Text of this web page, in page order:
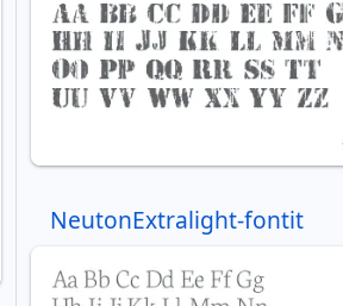
NeutonExtralight-fontit